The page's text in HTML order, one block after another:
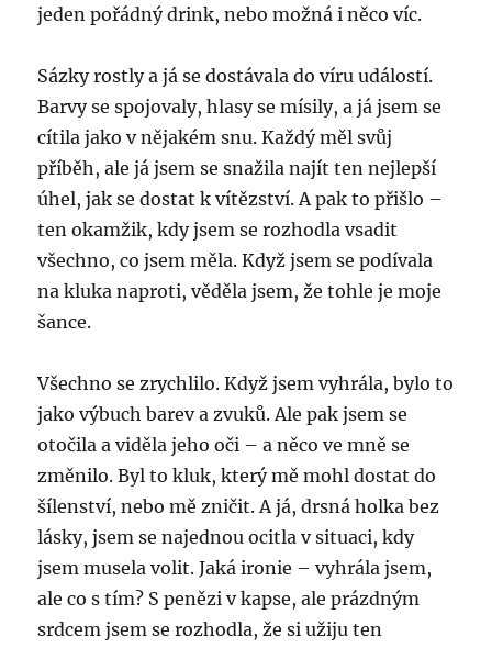
jeden pořádný drink, nebo možná i něco víc.
Sázky rostly a já se dostávala do víru událostí.
Barvy se spojovaly, hlasy se mísily, a já jsem se
cítila jako v nějakém snu. Každý měl svůj
příběh, ale já jsem se snažila najít ten nejlepší
úhel, jak se dostat k vítězství. A pak to přišlo –
ten okamžik, kdy jsem se rozhodla vsadit
všechno, co jsem měla. Když jsem se podívala
na kluka naproti, věděla jsem, že tohle je moje
šance.
Všechno se zrychlilo. Když jsem vyhrála, bylo to
jako výbuch barev a zvuků. Ale pak jsem se
otočila a viděla jeho oči – a něco ve mně se
změnilo. Byl to kluk, který mě mohl dostat do
šílenství, nebo mě zničit. A já, drsná holka bez
lásky, jsem se najednou ocitla v situaci, kdy
jsem musela volit. Jaká ironie – vyhrála jsem,
ale co s tím? S penězi v kapse, ale prázdným
srdcem jsem se rozhodla, že si užiju ten